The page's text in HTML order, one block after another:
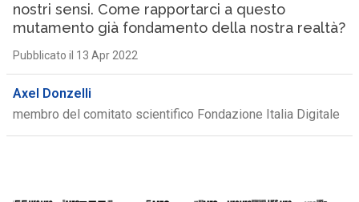
nostri sensi. Come rapportarci a questo
mutamento già fondamento della nostra realtà?
Pubblicato il 13 Apr 2022
Axel Donzelli
membro del comitato scientifico Fondazione Italia Digitale